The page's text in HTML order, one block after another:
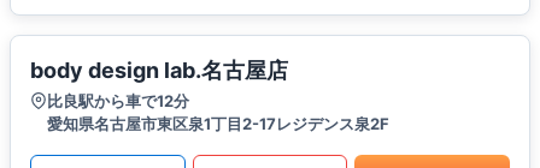
body design lab.名古屋店
比良駅から車で12分
愛知県名古屋市東区泉1丁目2-17レジデンス泉2F